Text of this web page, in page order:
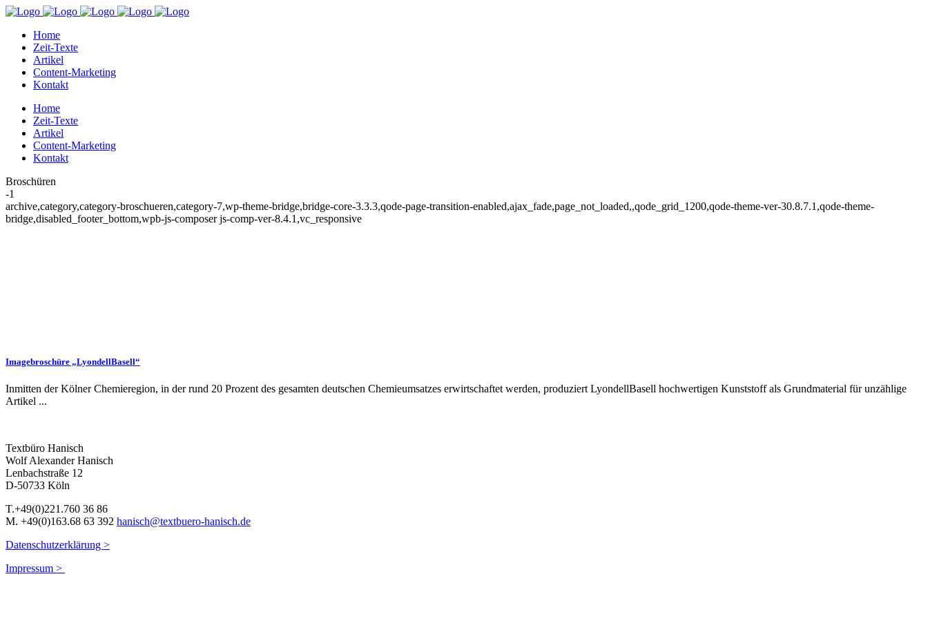
Home
Zeit-Texte
Artikel
Content-Marketing
Kontakt
Home
Zeit-Texte
Artikel
Content-Marketing
Kontakt
Broschüren
-1
archive,category,category-broschueren,category-7,wp-theme-bridge,bridge-core-3.3.3,qode-page-transition-enabled,ajax_fade,page_not_loaded,,qode_grid_1200,qode-theme-ver-30.8.7.1,qode-theme-
bridge,disabled_footer_bottom,wpb-js-composer js-comp-ver-8.4.1,vc_responsive
Broschüren
Imagebroschüre „LyondellBasell“
Inmitten der Kölner Chemieregion, in der rund 20 Prozent des gesamten deutschen Chemieumsatzes erwirtschaftet werden, produziert LyondellBasell hochwertigen Kunststoff als Grundmaterial für unzählige
Artikel ...
Textbüro Hanisch
Wolf Alexander Hanisch
Lenbachstraße 12
D-50733 Köln
T.+49(0)221.760 36 86
M. +49(0)163.68 63 392 hanisch@textbuero-hanisch.de
Datenschutzerklärung >
Impressum >